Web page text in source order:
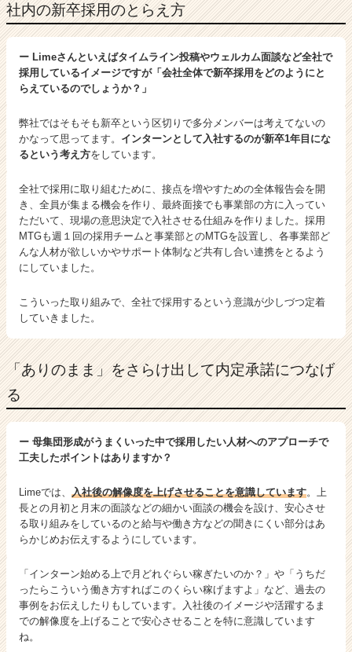
社内の新卒採用のとらえ方
ー Limeさんといえばタイムライン投稿やウェルカム面談など全社で
採用しているイメージですが「会社全体で新卒採用をどのようにと
らえているのでしょうか？」
弊社ではそもそも新卒という区切りで多分メンバーは考えてないの
かなって思ってます。 インターンとして入社するのが新卒1年目にな
るという考え方をしています。
全社で採用に取り組むために、接点を増やすための全体報告会を開
き、全員が集まる機会を作り、最終面接でも事業部の方に入ってい
ただいて、現場の意思決定で入社させる仕組みを作りました。採用
MTGも週１回の採用チームと事業部とのMTGを設置し、各事業部ど
んな人材が欲しいかやサポート体制など共有し合い連携をとるよう
にしていました。
こういった取り組みで、全社で採用するという意識が少しづつ定着
していきました。
「ありのまま」をさらけ出して内定承諾につなげ
る
ー 母集団形成がうまくいった中で採用したい人材へのアプローチで
工夫したポイントはありますか？
Limeでは、 入社後の解像度を上げさせることを意識しています。上
長との月初と月末の面談などの細かい面談の機会を設け、安心させ
る取り組みをしているのと給与や働き方などの聞きにくい部分はあ
らかじめお伝えするようにしています。
「インターン始める上で月どれぐらい稼ぎたいのか？」や「うちだ
ったらこういう働き方すればこのくらい稼げますよ」など、過去の
事例をお伝えしたりもしています。入社後のイメージや活躍するま
での解像度を上げることで安心させることを特に意識しています
ね。